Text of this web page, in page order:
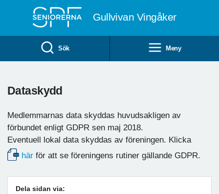
Gullvivan Vingåker
Sök Meny
Dataskydd
Medlemmarnas data skyddas huvudsakligen av
förbundet enligt GDPR sen maj 2018.
Eventuell lokal data skyddas av föreningen. Klicka
här för att se föreningens rutiner gällande GDPR.
Dela sidan via: